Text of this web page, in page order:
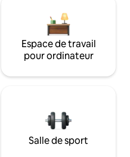
Espace de travail
pour ordinateur
Salle de sport